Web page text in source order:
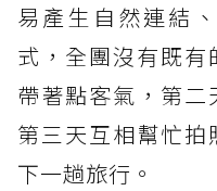
易產生自然連結
式，全團沒有既
帶著點客氣，第二
第三天互相幫忙
下一趟旅行。